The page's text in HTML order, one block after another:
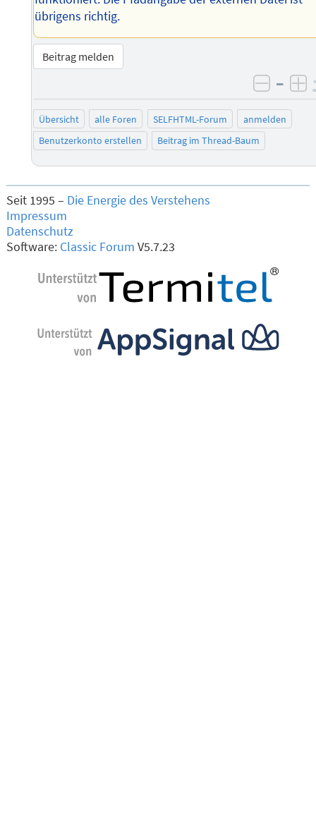
übrigens richtig.
Beitrag melden
–
Übersicht alle Foren SELFHTML-Forum
anmelden
Benutzerkonto erstellen
Beitrag im Thread-Baum
Seit 1995 – Die Energie des Verstehens
Impressum
Datenschutz
Software: Classic Forum V5.7.23